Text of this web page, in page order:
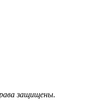
защищены.